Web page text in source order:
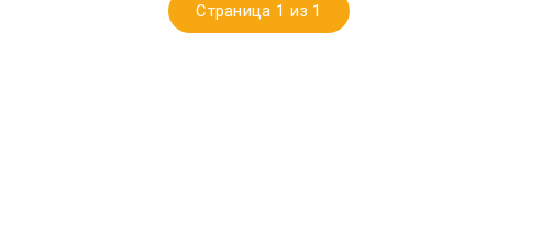
Страница 1 из 1